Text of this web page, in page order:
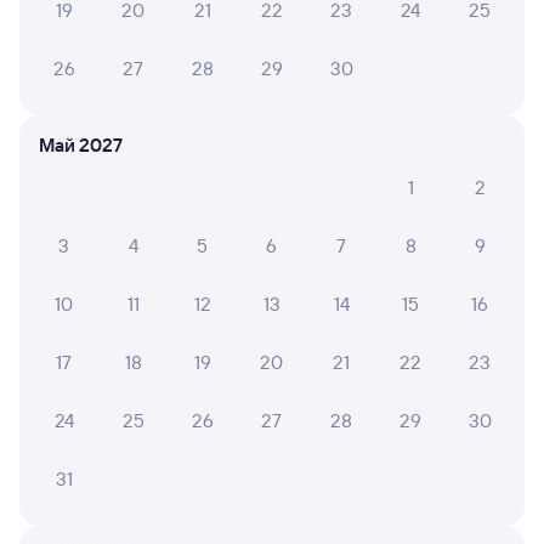
Подробные ответы на вопросы о поездке или
Оформление без регистрации на сайте
Как поменять билет на другую дату или
Как вернуть билет?
Что делать, если ошибся при вводе данных
Как перевезти животное в поезде?
19 20 21 22 23 24 25
26 27 28 29 30
Май 2027
1
2
3 4 5 6 7 8 9
10 11 12 13 14 15 16
17 18 19 20 21 22 23
24 25 26 27 28 29 30
31